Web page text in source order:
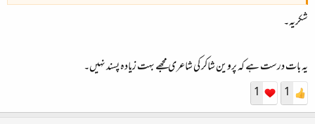
شکریہ۔
یہ بات درست ہے کہ پروین شاکر کی شاعری مجھے بہت زیادہ پسند نہیں۔
1
1